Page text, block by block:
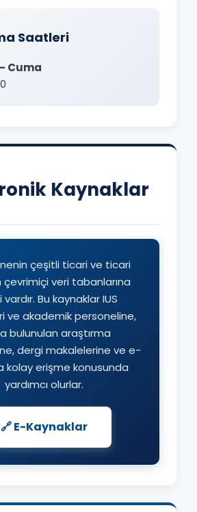
Saatleri
Cuma
Kaynaklar
çeşitli ticari ve ticari
veri tabanlarına
Bu kaynaklar IUS
ve akademik personeline,
bulunulan araştırma
dergi makalelerine ve e-
kolay erişme konusunda
yardımcı olurlar.
🔗 E-Kaynaklar